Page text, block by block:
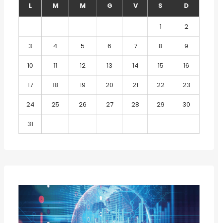
L M M G V S D
1 2
3 4 5 6 7 8 9
10 11 12 13 14 15 16
17 18 19 20 21 22 23
24 25 26 27 28 29 30
31